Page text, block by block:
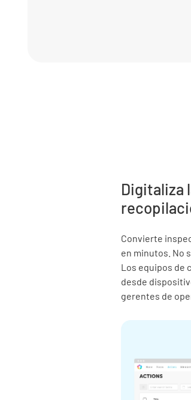
Digitaliza
Convierte
en minutos. No
Los equipos de
desde
gerentes de